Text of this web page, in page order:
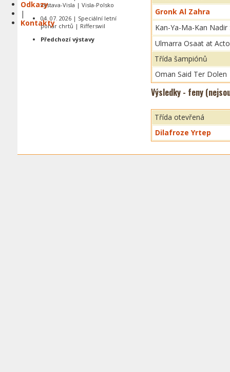
Odkazy
|
Kontakty
Gronk Al Zahra
Kan-Ya-Ma-Kan Nadir
Ulmarra Osaat at
Třída šampiónů
Oman Said Ter Dolen
Výsledky - feny
Třída otevřená
Dilafroze Yrtep
výstava-Visla | Visla-Polsko
04. 07. 2026 | Speciální letní
pohár chrtů | Rifferswil
Předchozí výstavy